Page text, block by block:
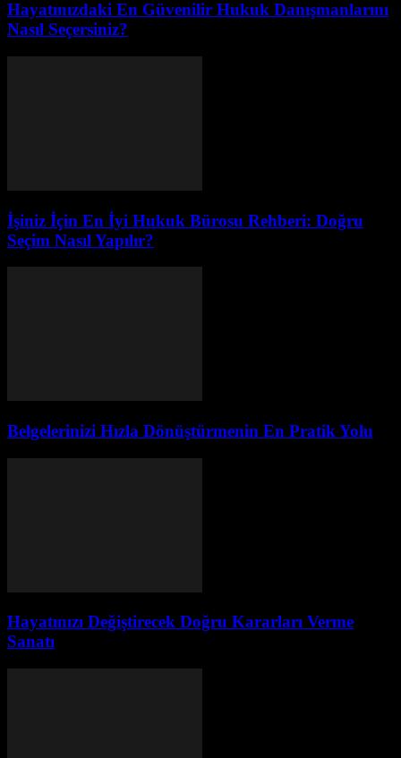
Hayatınızdaki En Güvenilir Hukuk Danışmanlarını
Nasıl Seçersiniz?
İşiniz İçin En İyi Hukuk Bürosu Rehberi: Doğru
Seçim Nasıl Yapılır?
Belgelerinizi Hızla Dönüştürmenin En Pratik Yolu
Hayatınızı Değiştirecek Doğru Kararları Verme
Sanatı